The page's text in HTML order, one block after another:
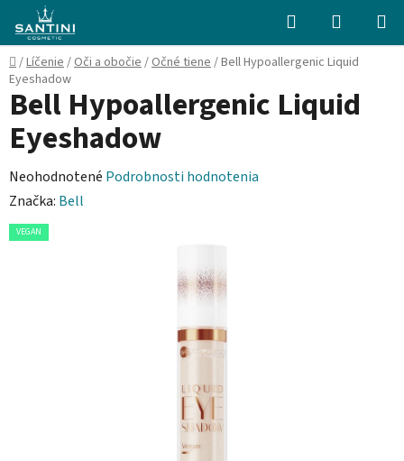
Prejsť
obsah
Hľadať
KOŠÍK
Domov
/Líčenie/Oči a obočie/Očné tiene/Bell Hypoallergenic Liquid
Eyeshadow
Bell Hypoallergenic Liquid
Eyeshadow
Priemerné
hodnotenie
produktu
Neohodnotené Podrobnosti hodnotenia
Značka: Bell
VEGAN